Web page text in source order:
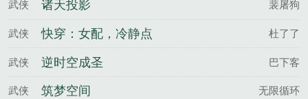
武侠 诸天投影 裴屠狗
武侠 快穿：女配，冷静点 杜了了
武侠 逆时空成圣 巴下客
武侠 筑梦空间 无限循环